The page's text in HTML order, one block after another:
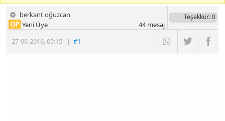
berkant oğuzcan
27-06-2016,05:15 |#1
OP Yeni Üye
Teşekkür: 0
44mesaj